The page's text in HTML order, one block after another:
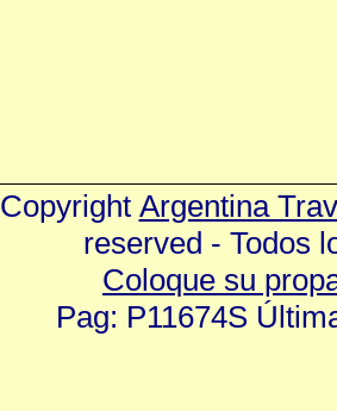
Copyright Argentina
reserved - Todos
Coloque su
Pag: P11674S